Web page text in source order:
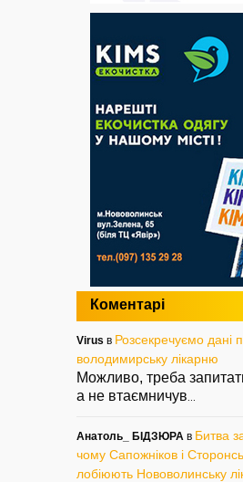
Коментарі
Virus в Розсекречуємо дані
володимирську лікарню
Можливо, треба
а не втаємничув
Анатоль_ БІДЗЮРА в Битва
чому Сапожніков і
лобіюють Нововолинську